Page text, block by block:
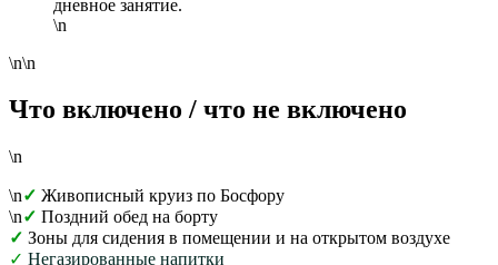
дневное занятие.
\n
\n\n
Что включено / что не включено
\n
\n✓ Живописный круиз по Босфору
\n✓ Поздний обед на борту
✓ Зоны для сидения в помещении и на открытом воздухе
✓ Негазированные напитки